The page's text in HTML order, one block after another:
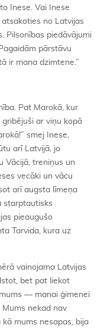
Inese. Vai Inese
no Latvijas
Pilsonības piedāvājumi
pārstāvu
ir mana dzimtene.”
Pat Marokā, kur
ar viņu kopā
smej Inese,
arī Latvijā, jo
Vācijā, treniņus un
vecāki un vācu
arī augsta līmeņa
starptautisks
pieaugušo
Tarvida, kura uz
vainojama Latvijas
bet pat liekot
— manai ģimenei
nekad nav
kā mums nesapas, bija